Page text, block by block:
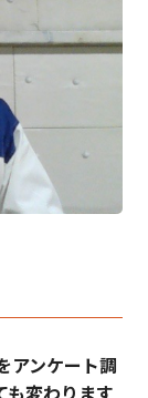
アンケート調
も変わります